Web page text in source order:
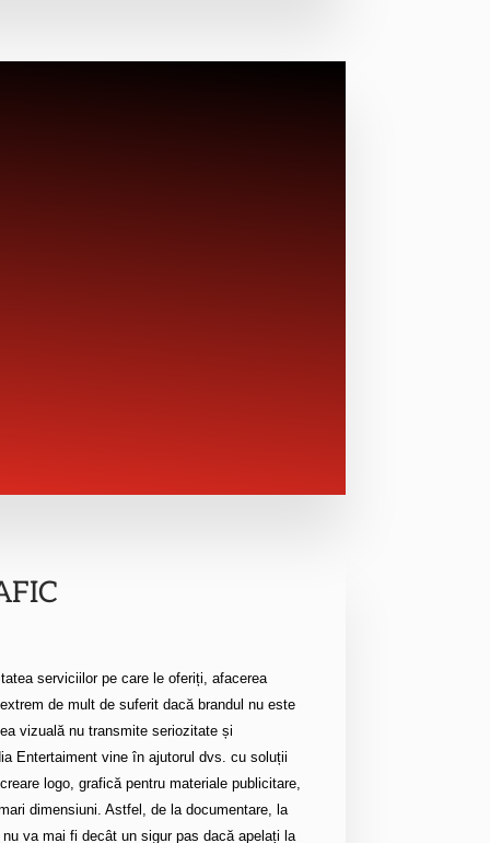
serviciilor pe care le oferiți, afacerea
de mult de suferit dacă brandul nu este
vizuală nu transmite seriozitate și
Entertaiment vine în ajutorul dvs. cu soluții
logo, grafică pentru materiale publicitare,
dimensiuni. Astfel, de la documentare, la
va mai fi decât un sigur pas dacă apelați la